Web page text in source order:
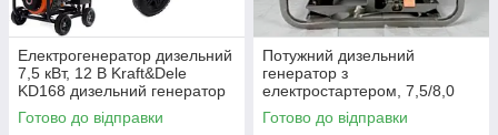
Електрогенератор дизельний
7,5 кВт, 12 В Kraft&Dele
KD168 дизельний генератор
для будинку
Готово до відправки
Потужний дизельний
генератор з
електростартером, 7,5/8,0
кВа, KEMAGE KM-10000
Готово до відправки